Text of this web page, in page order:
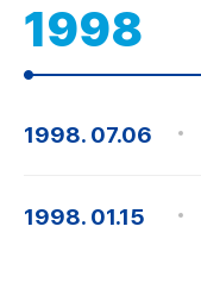
1998
1998. 07.06
1998. 01.15